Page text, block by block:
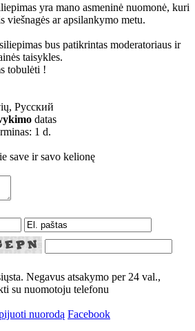
yra mano asmeninė nuomonė, kuri
viešnagės ar apsilankymo metu.
bus patikrintas moderatoriaus ir
taisykles.
tobulėti !
Русский
datas
1 d.
save ir savo kelionę
Negavus atsakymo per 24 val.,
su nuomotoju telefonu
nuorodą Facebook